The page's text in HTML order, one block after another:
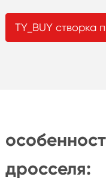
TY_BUY створка
дросселя: